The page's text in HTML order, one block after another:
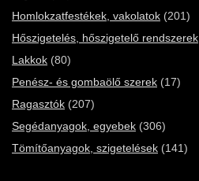
Homlokzatfestékek, vakolatok (201)
Hőszigetelés, hőszigetelő rendszerek
Lakkok (80)
Penész- és gombaölő szerek (17)
Ragasztók (207)
Segédanyagok, egyebek (306)
Tömítőanyagok, szigetelések (141)